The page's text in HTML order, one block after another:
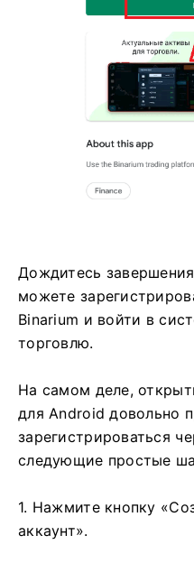
Дождитесь
можете
Binarium и войти в
торговлю.
На самом деле,
для Android довольно
зарегистрироваться
следующие простые
1. Нажмите кнопку
аккаунт».